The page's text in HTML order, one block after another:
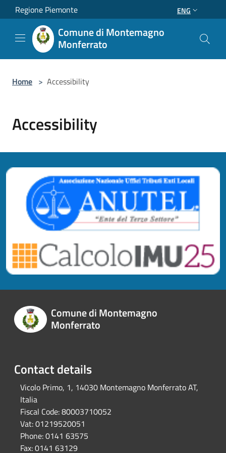
Salta al contenuto principale
Regione Piemonte ENG
Comune di Montemagno
Monferrato
Home > Accessibility
Accessibility
Comune di Montemagno
Monferrato
Contact details
Vicolo Primo, 1, 14030 Montemagno Monferrato AT,
Italia
Fiscal Code:80003710052
Vat:01219520051
Phone:0141 63575
Fax:0141 63129